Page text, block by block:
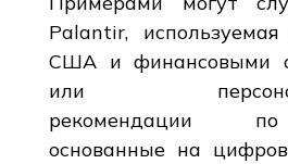
Palantir,
США и финансовыми
или
рекомендации
основанные на